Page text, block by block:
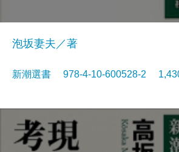
泡坂妻夫／著
新潮選書 978-4-10-600528-2